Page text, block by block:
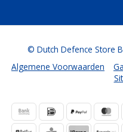
Algemene Voorwaarden
© Dutch Defence Store